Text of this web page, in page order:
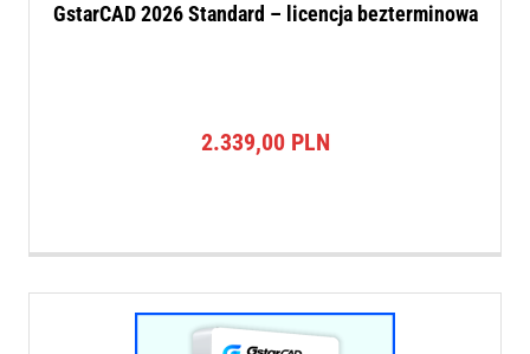
GstarCAD 2026 Standard – licencja bezterminowa
2.339,00 PLN